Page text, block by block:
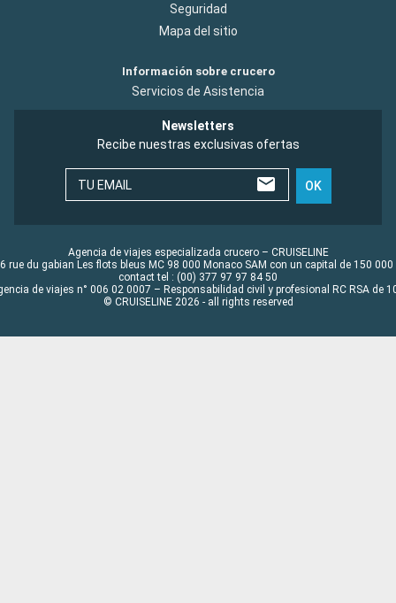
Seguridad
Mapa del sitio
Información sobre crucero
Servicios de Asistencia
Newsletters
Recibe nuestras exclusivas ofertas
TU EMAIL OK
Agencia de viajes especializada crucero – CRUISELINE
rue du gabian Les flots bleus MC 98 000 Monaco SAM con un capital de 150 000
contact tel : (00) 377 97 97 84 50
de viajes n° 006 02 0007 – Responsabilidad civil y profesional RC RSA de
© CRUISELINE 2026 - all rights reserved